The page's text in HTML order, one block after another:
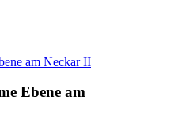
Ebene am